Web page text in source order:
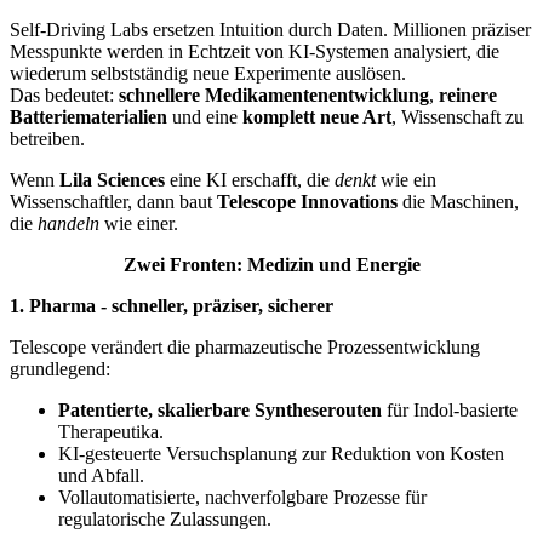
Self-Driving Labs ersetzen Intuition durch Daten. Millionen präziser
Messpunkte werden in Echtzeit von KI-Systemen analysiert, die
wiederum selbstständig neue Experimente auslösen.
Das bedeutet: schnellere Medikamentenentwicklung, reinere
Batteriematerialien und eine komplett neue Art, Wissenschaft zu
betreiben.
Wenn Lila Sciences eine KI erschafft, die denktwie ein
Wissenschaftler, dann baut Telescope Innovations die Maschinen,
die handeln wie einer.
Zwei Fronten: Medizin und Energie
1. Pharma - schneller, präziser, sicherer
Telescope verändert die pharmazeutische Prozessentwicklung
grundlegend:
Patentierte, skalierbare Syntheserouten für Indol-basierte
Therapeutika.
KI-gesteuerte Versuchsplanung zur Reduktion von Kosten
und Abfall.
Vollautomatisierte, nachverfolgbare Prozesse für
regulatorische Zulassungen.